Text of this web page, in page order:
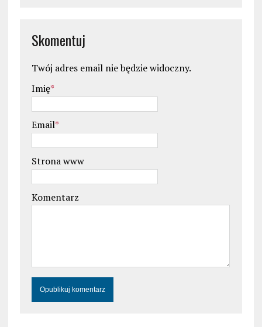
Skomentuj
Twój adres email nie będzie widoczny.
Imię*
Email*
Strona www
Komentarz